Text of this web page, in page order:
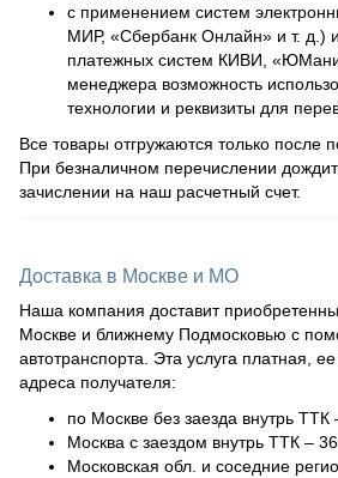
с применением систем
МИР, «Сбербанк Онлайн» и т. д.)
платежных систем КИВИ,
менеджера возможность
технологии и реквизиты для
Все товары отгружаются только после
При безналичном перечислении
зачислении на наш расчетный счет.
Доставка в Москве и МО
Наша компания доставит
Москве и ближнему Подмосковью с
автотранспорта. Эта услуга платная,
адреса получателя:
по Москве без заезда внутрь ТТК
Москва с заездом внутрь ТТК –
Московская обл. и соседние